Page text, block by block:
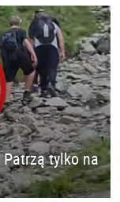
Patrzą tylko na